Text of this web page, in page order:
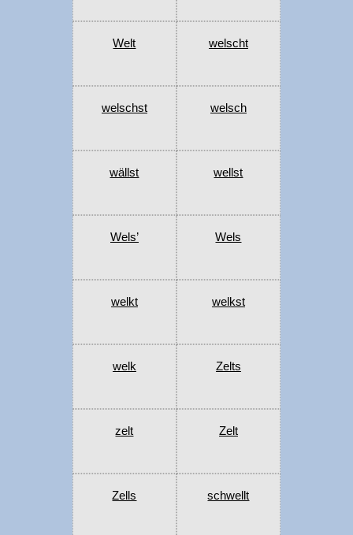
Welt welscht
welschst welsch
wällst wellst
Wels’ Wels
welkt welkst
welk Zelts
zelt Zelt
Zells schwellt